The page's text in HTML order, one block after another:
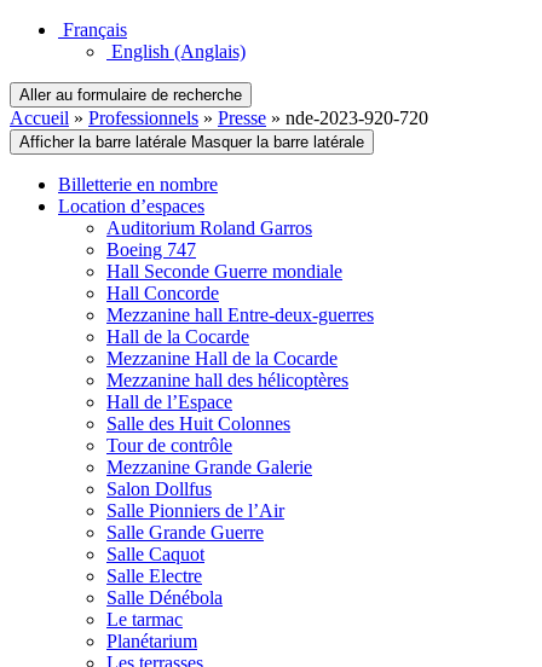
Français
English (Anglais)
Aller au formulaire de recherche
Accueil » Professionnels » Presse » nde-2023-920-720
Afficher la barre latérale Masquer la barre latérale
Billetterie en nombre
Location d’espaces
Auditorium Roland Garros
Boeing 747
Hall Seconde Guerre mondiale
Hall Concorde
Mezzanine hall Entre-deux-guerres
Hall de la Cocarde
Mezzanine Hall de la Cocarde
Mezzanine hall des hélicoptères
Hall de l’Espace
Salle des Huit Colonnes
Tour de contrôle
Mezzanine Grande Galerie
Salon Dollfus
Salle Pionniers de l’Air
Salle Grande Guerre
Salle Caquot
Salle Electre
Salle Dénébola
Le tarmac
Planétarium
Les terrasses